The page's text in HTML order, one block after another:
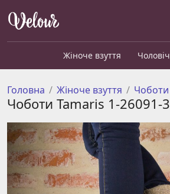
Жіноче взуття
Головна Жіноче взуття Чоботи
Чоботи Tamaris 1-26091-